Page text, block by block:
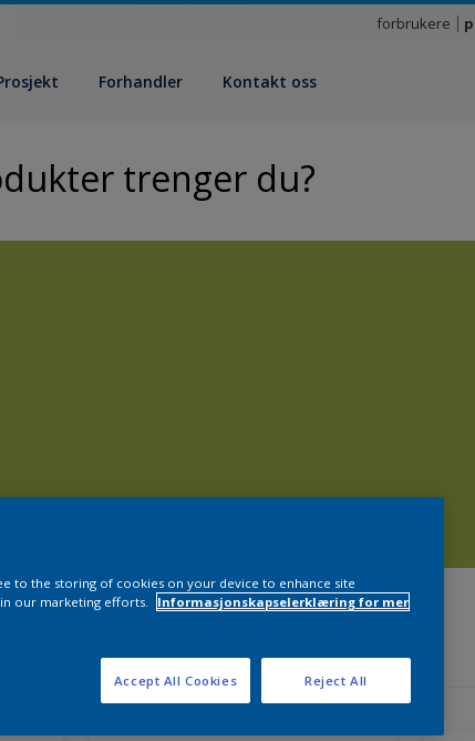
forbrukere
Forhandler Kontakt oss
trenger du?
to the storing of cookies on your device to enhance site
in our marketing efforts.
Informasjonskapselerklæring for mer
Reject All
Accept All Cookies